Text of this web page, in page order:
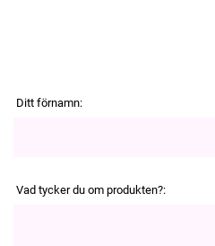
Ditt förnamn:
Vad tycker du om produkten?: